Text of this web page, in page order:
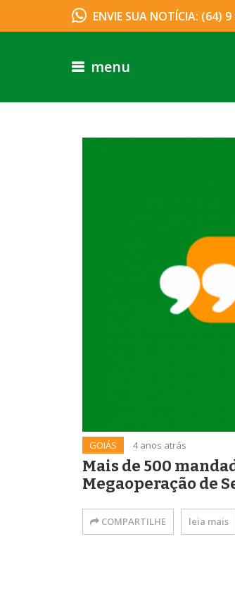
ENVIE SUA NOTÍCIA: (64)
menu
GOIÁS 4 anos atrás
Mais de 500
Megaoperação de
COMPARTILHE leia mais